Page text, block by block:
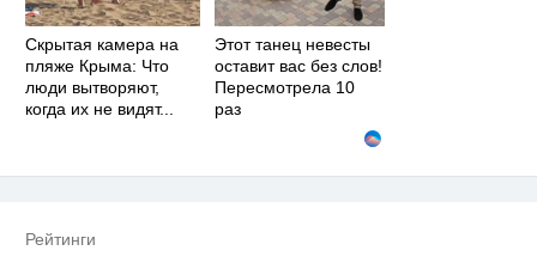
Скрытая камера на
пляже Крыма: Что
люди вытворяют,
когда их не видят...
Этот танец невесты
оставит вас без слов!
Пересмотрела 10
раз
Рейтинги